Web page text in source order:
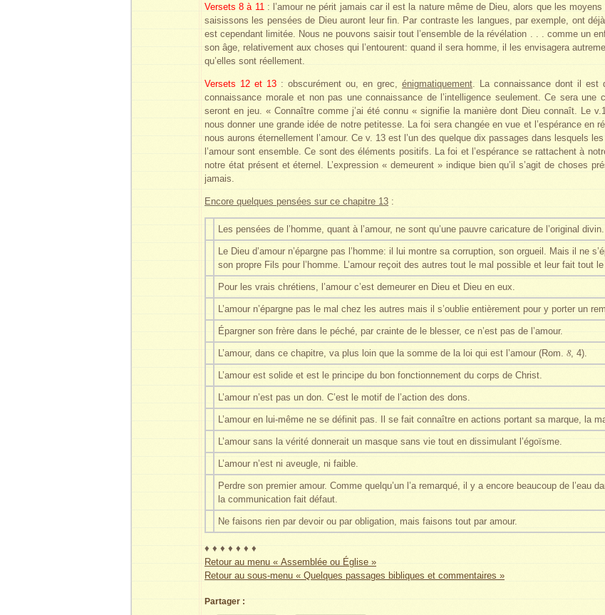
Versets 8 à 11 : l’amour ne périt jamais car il est la nature même de Dieu, alors que les
saisissons les pensées de Dieu auront leur fin. Par contraste les langues, par exemple, ont
est cependant limitée. Nous ne pouvons saisir tout l’ensemble de la révélation . . . comme un
son âge, relativement aux choses qui l’entourent: quand il sera homme, il les envisagera
qu’elles sont réellement.
Versets 12 et 13 : obscurément ou, en grec, énigmatiquement . La connaissance dont il
connaissance morale et non pas une connaissance de l’intelligence seulement. Ce sera une
seront en jeu. « Connaître comme j’ai été connu « signifie la manière dont Dieu connaît. Le
nous donner une grande idée de notre petitesse. La foi sera changée en vue et l’espérance en
nous aurons éternellement l’amour. Ce v. 13 est l’un des quelque dix passages dans lesquels
l’amour sont ensemble. Ce sont des éléments positifs. La foi et l’espérance se rattachent à
notre état présent et éternel. L’expression « demeurent » indique bien qu’il s’agit de choses
jamais.
Encore quelques pensées sur ce chapitre 13 :
Les pensées de l’homme, quant à l’amour, ne sont qu’une pauvre caricature de l’original divin.
Le Dieu d’amour n’épargne pas l’homme: il lui montre sa corruption, son orgueil. Mais il ne
son propre Fils pour l’homme. L’amour reçoit des autres tout le mal possible et leur fait tout le
Pour les vrais chrétiens, l’amour c’est demeurer en Dieu et Dieu en eux.
L’amour n’épargne pas le mal chez les autres mais il s’oublie entièrement pour y porter un
Épargner son frère dans le péché, par crainte de le blesser, ce n’est pas de l’amour.
L’amour, dans ce chapitre, va plus loin que la somme de la loi qui est l’amour (Rom. 8, 4).
L’amour est solide et est le principe du bon fonctionnement du corps de Christ.
L’amour n’est pas un don. C’est le motif de l’action des dons.
L’amour en lui-même ne se définit pas. Il se fait connaître en actions portant sa marque, la
L’amour sans la vérité donnerait un masque sans vie tout en dissimulant l’égoïsme.
L’amour n’est ni aveugle, ni faible.
Perdre son premier amour. Comme quelqu’un l’a remarqué, il y a encore beaucoup de l’eau
la communication fait défaut.
Ne faisons rien par devoir ou par obligation, mais faisons tout par amour.
♦ ♦ ♦ ♦ ♦ ♦ ♦
Retour au menu « Assemblée ou Église »
Retour au sous-menu « Quelques passages bibliques et commentaires »
Partager :